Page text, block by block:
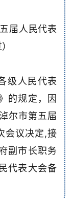
届人民代表
级人民代表
的规定，因
尔市第五届
会议决定,接
副市长职务
代表大会备